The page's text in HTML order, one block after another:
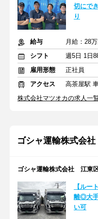
切にで
り
給与
月給：28
シフト
週5日 1日
雇用形態
正社員
アクセス
高茶屋駅
株式会社マツオカの求人一
ゴシャ運輸株式会社
ゴシャ運輸株式会社 江東
【ルー
離◎大
い可